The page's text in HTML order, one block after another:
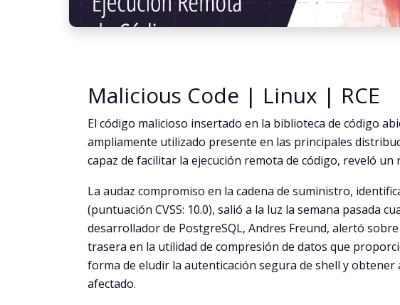
Malicious Code | Linux | RCE
El código malicioso insertado en la biblioteca de código
ampliamente utilizado presente en las principales
capaz de facilitar la ejecución remota de código, reveló un
La audaz compromiso en la cadena de suministro,
(puntuación CVSS: 10.0), salió a la luz la semana pasada
desarrollador de PostgreSQL, Andres Freund, alertó
trasera en la utilidad de compresión de datos que
forma de eludir la autenticación segura de shell y obtener
afectado.